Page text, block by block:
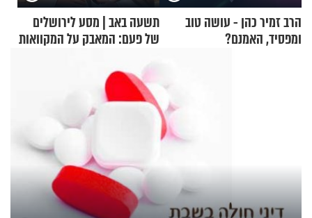
הרב זמיר כהן - עושה טוב
ומפסיד, האמנם?
תשעה באב | מסע לירושלים
של פעם: המאבק על המקוואות